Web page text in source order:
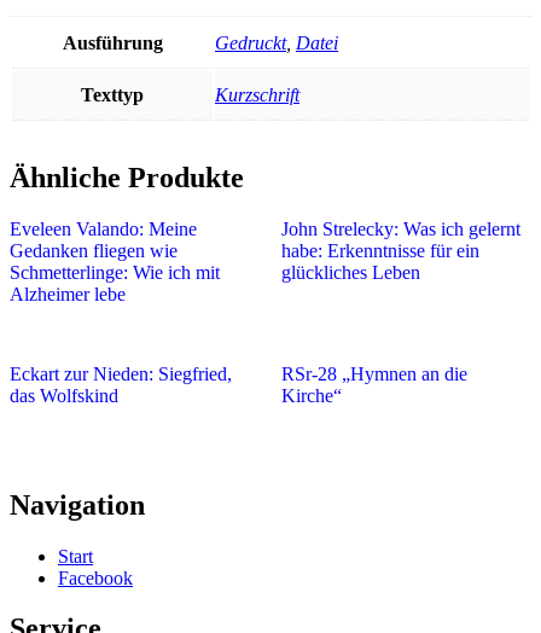
Ausführung Gedruckt, Datei
Texttyp Kurzschrift
Ähnliche Produkte
Eveleen Valando: Meine
Gedanken fliegen wie
Schmetterlinge: Wie ich mit
Alzheimer lebe
John Strelecky: Was ich gelernt
habe: Erkenntnisse für ein
glückliches Leben
Eckart zur Nieden: Siegfried,
das Wolfskind
RSr-28 „Hymnen an die
Kirche“
Navigation
Start
Facebook